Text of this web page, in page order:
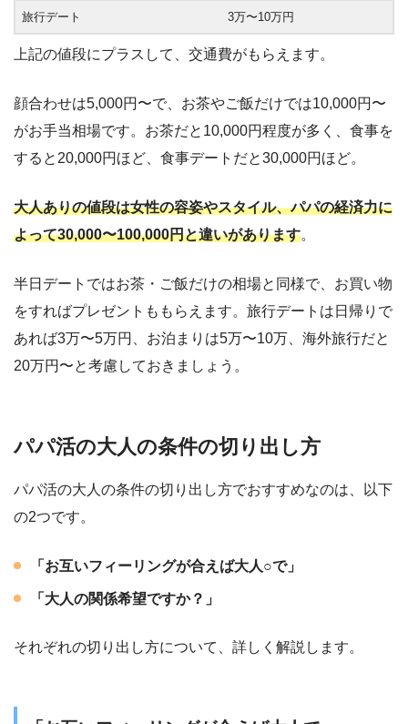
旅行デート 3万〜10万円
上記の値段にプラスして、交通費がもらえます。
顔合わせは5,000円〜で、お茶やご飯だけでは10,000円〜
がお手当相場です。お茶だと10,000円程度が多く、食事を
すると20,000円ほど、食事デートだと30,000円ほど。
大人ありの値段は女性の容姿やスタイル、パパの経済力に
よって30,000〜100,000円と違いがあります。
半日デートではお茶・ご飯だけの相場と同様で、お買い物
をすればプレゼントももらえます。旅行デートは日帰りで
あれば3万〜5万円、お泊まりは5万〜10万、海外旅行だと
20万円〜と考慮しておきましょう。
パパ活の大人の条件の切り出し方
パパ活の大人の条件の切り出し方でおすすめなのは、以下
の2つです。
「お互いフィーリングが合えば大人○で」
「大人の関係希望ですか？」
それぞれの切り出し方について、詳しく解説します。